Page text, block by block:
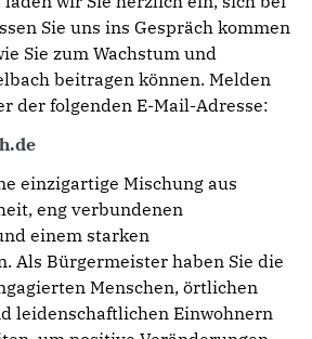
Sie uns ins Gespräch kommen
Sie zum Wachstum und
beitragen können. Melden
der folgenden E-Mail-Adresse:
einzigartige Mischung aus
eng verbundenen
einem starken
Als Bürgermeister haben Sie die
Menschen, örtlichen
leidenschaftlichen Einwohnern